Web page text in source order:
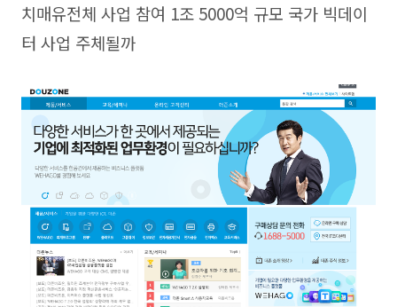
치매유전체 사업 참여 1조 5000억 규모 국가 빅데이
터 사업 주체될까